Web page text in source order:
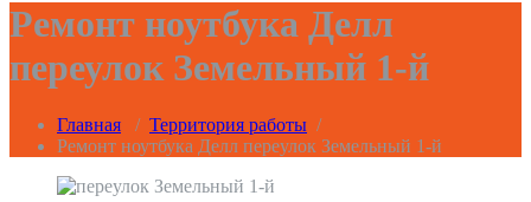
Ремонт ноутбука Делл
переулок Земельный 1-й
Главная / Территория работы /
Ремонт ноутбука Делл переулок Земельный 1-й